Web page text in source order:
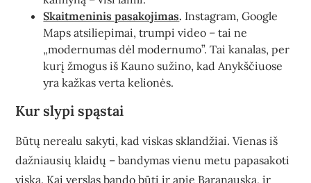
Skaitmeninis pasakojimas. Instagram, Google
Maps atsiliepimai, trumpi video – tai ne
„modernumas dėl modernumo”. Tai kanalas, per
kurį žmogus iš Kauno sužino, kad Anykščiuose
yra kažkas verta kelionės.
Kur slypi spąstai
Būtų nerealu sakyti, kad viskas sklandžiai. Vienas iš
dažniausių klaidų – bandymas vienu metu papasakoti
viską. Kai verslas bando būti ir apie Baranauską, ir